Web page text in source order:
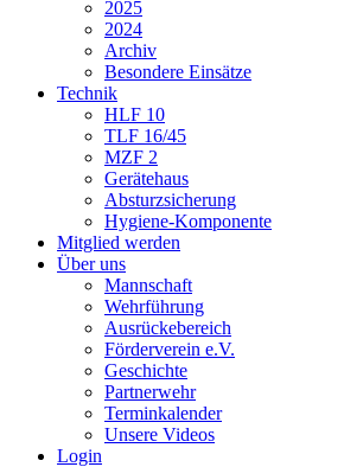
2025
2024
Archiv
Besondere Einsätze
Technik
HLF 10
TLF 16/45
MZF 2
Gerätehaus
Absturzsicherung
Hygiene-Komponente
Mitglied werden
Über uns
Mannschaft
Wehrführung
Ausrückebereich
Förderverein e.V.
Geschichte
Partnerwehr
Terminkalender
Unsere Videos
Login